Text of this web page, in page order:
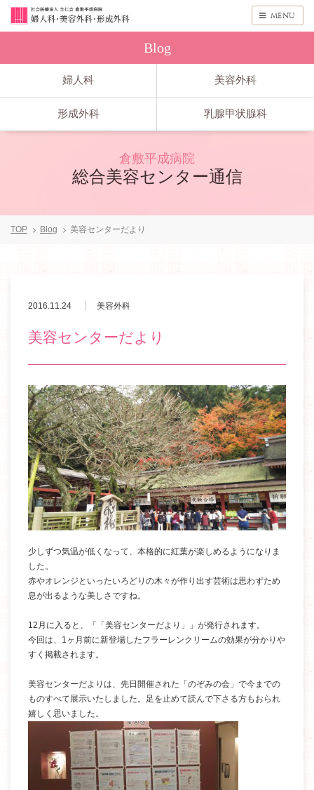
menu
Blog
婦人科 美容外科
形成外科 乳腺甲状腺科
倉敷平成病院
総合美容センター通信
TOP Blog 美容センターだより
2016.11.24 美容外科
美容センターだより
少しずつ気温が低くなって、本格的に紅葉が楽しめるようになりま
した。
赤やオレンジといったいろどりの木々が作り出す芸術は思わずため
息が出るような美しさですね。
12 月に入ると、「「美容センターだより」」が発行されます。
今回は、 1ヶ月前に新登場したフラーレンクリームの効果が分かりや
すく掲載されます。
美容センターだよりは、先日開催された「のぞみの会」で今までの
ものすべて展示いたしました。足を止めて読んで下さる方もおられ
嬉しく思いました。